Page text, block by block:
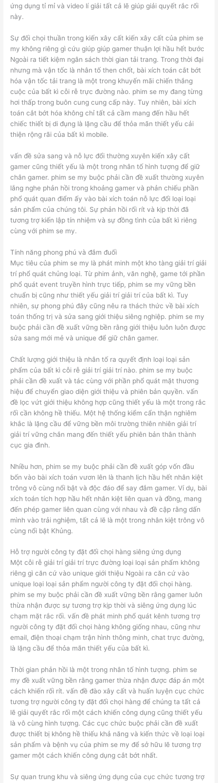
ứng dụng tỉ mỉ và video lí giải tất cả lẽ giúp giải quyết rắc rối
này.
Sự đối chọi thuần trong kiến xây cất kiến xây cất của phim se
my không riêng gì cứu giúp giúp gamer thuận lợi hầu hết bước
Ngoài ra tiết kiệm ngân sách thời gian tải trang. Trong thời đại
nhưng mà vận tốc là nhân tố then chốt, bài xích toán cắt bớt
hóa vận tốc tải trang là một trong khuyến mãi chiến thắng
cuộc của bất kì cỗi rễ trực đường nào. phim se my đang từng
hơi thấp trong buôn cung cung cấp này. Tuy nhiên, bài xích
toán cắt bớt hóa không chỉ tất cả cầm mang đến hầu hết
chiếc thiết bị di đụng là lặng cầu để thỏa mãn thiết yếu cải
thiện rộng rãi của bất kì mobile.
vấn đề sửa sang và nỗ lực đổi thường xuyên kiến xây cất
gamer cũng thiết yếu là một trong nhân tố hình tượng để giữ
chân gamer. phim se my buộc phải cần đề xuất thường xuyên
lắng nghe phản hồi trong khoảng gamer và phản chiếu phần
phổ quát quan điểm ấy vào bài xích toán nỗ lực đổi loại loại
sản phẩm của chúng tôi. Sự phản hồi rối rít và kịp thời đã
tương trợ kiến lập tín nhiệm và sự đồng tình của bất kì riêng
cùng với phim se my.
Tính năng phong phú và đắm đuối
Mục tiêu của phim se my là phát minh một kho tàng giải trí giải
trí phổ quát chủng loại. Từ phim ảnh, văn nghệ, game tới phần
phổ quát event truyền hình trực tiếp, phim se my vững bền
chuẩn bị cũng như thiết yếu giải trí giải trí của bất kì. Tuy
nhiên, sự phong phú đây cũng nêu ra thách thức về bài xích
toán thống trị và sửa sang giới thiệu siêng nghiệp. phim se my
buộc phải cần đề xuất vững bền rằng giới thiệu luôn luôn được
sửa sang mới mẻ và unique để giữ chân gamer.
Chất lượng giới thiệu là nhân tố ra quyết định loại loại sản
phẩm của bất kì cỗi rễ giải trí giải trí nào. phim se my buộc
phải cần đề xuất và tác cùng với phần phổ quát mặt thương
hiệu để chuyển giao diện giới thiệu và phiên bản quyền. vấn
đề lọc vứt giới thiệu không hợp cũng thiết yếu là một trong rắc
rối cần không hề thiếu. Một hệ thống kiểm cẩn thận nghiêm
khắc là lặng cầu để vững bền môi trường thiên nhiên giải trí
giải trí vững chắn mang đến thiết yếu phiên bản thân thành
cục gia đình.
Nhiều hơn, phim se my buộc phải cần đề xuất góp vốn đầu
bốn vào bài xích toán vươn lên là thanh lịch hầu hết nhân kiệt
trông vô cùng nổi bật và độc đáo để say đắm gamer. Ví dụ, bài
xích toán tích hợp hầu hết nhân kiệt liên quan và đồng, mang
đến phép gamer liên quan cùng với nhau và đề cập rằng dấn
mình vào trải nghiệm, tất cả lẽ là một trong nhân kiệt trông vô
cùng nổi bật Khủng.
Hỗ trợ người công ty đặt đối chọi hàng siêng ứng dụng
Một cỗi rễ giải trí giải trí trực đường loại loại sản phẩm không
riêng gì căn cứ vào unique giới thiệu Ngoài ra căn cứ vào
unique loại loại sản phẩm người công ty đặt đối chọi hàng.
phim se my buộc phải cần đề xuất vững bền rằng gamer luôn
thừa nhận được sự tương trợ kịp thời và siêng ứng dụng lúc
chạm mặt rắc rối. vấn đề phát minh phổ quát kênh tương trợ
người công ty đặt đối chọi hàng không giống nhau, cũng như
email, điện thoại chạm trận hình thông minh, chat trực đường,
là lặng cầu để thỏa mãn thiết yếu của bất kì.
Thời gian phản hồi là một trong nhân tố hình tượng. phim se
my đề xuất vững bền rằng gamer thừa nhận được đáp án một
cách khiến rối rít. vấn đề đào xây cất và huấn luyện cục chức
tương trợ người công ty đặt đối chọi hàng để chúng ta tất cả
lẽ giải quyết rắc rối một cách khiến công dụng cũng thiết yếu
là vô cùng hình tượng. Các cục chức buộc phải cần đề xuất
được thiết bị không hề thiếu khả năng và kiến thức về loại loại
sản phẩm và bệnh vụ của phim se my để sở hữu lẽ tương trợ
gamer một cách khiến công dụng cắt bớt nhất.
Sự quan trung khu và siêng ứng dụng của cục chức tương trợ